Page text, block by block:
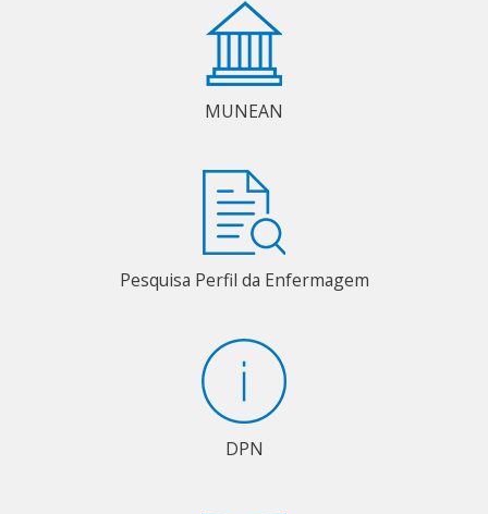
MUNEAN
Pesquisa Perfil da Enfermagem
DPN